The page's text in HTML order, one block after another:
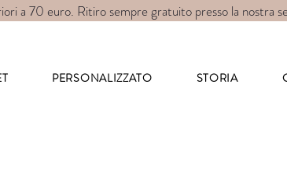
a 70 euro. Ritiro sempre gratuito presso la nostra
PERSONALIZZATO STORIA